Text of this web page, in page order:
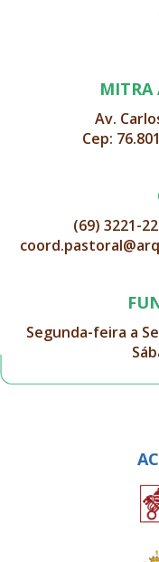
MITRA
Av.
Cep:
(69) 3221-
Segunda-feira a